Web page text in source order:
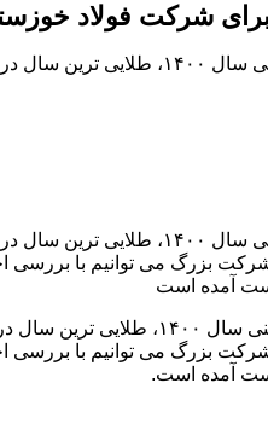
خرین سال قرن برای فولاد
خرین سال قرن برای فولاد
بزرگ می توانیم با
آمده است
آخرین سال قرن برای
بزرگ می توانیم با
آمده است.